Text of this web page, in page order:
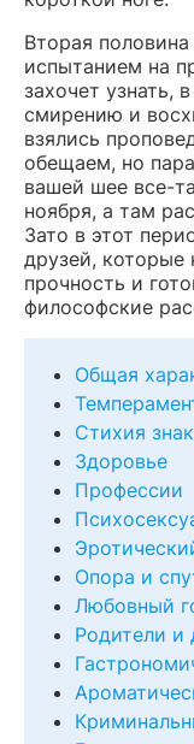
Вторая
испытанием на
захочет узнать,
смирению и
взялись
обещаем, но
вашей шее все-
ноября, а там
Зато в этот
друзей, которые
прочность и
философские
Общая
Стихия
Здоровье
Профессии
Опора и
Любовный
Родители и